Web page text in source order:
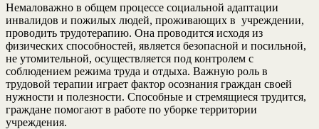
Немаловажно в общем процессе социальной адаптации
инвалидов и пожилых людей, проживающих в учреждении,
проводить трудотерапию. Она проводится исходя из
физических способностей, является безопасной и посильной,
не утомительной, осуществляется под контролем с
соблюдением режима труда и отдыха. Важную роль в
трудовой терапии играет фактор осознания граждан своей
нужности и полезности. Способные и стремящиеся трудится,
граждане помогают в работе по уборке территории
учреждения.